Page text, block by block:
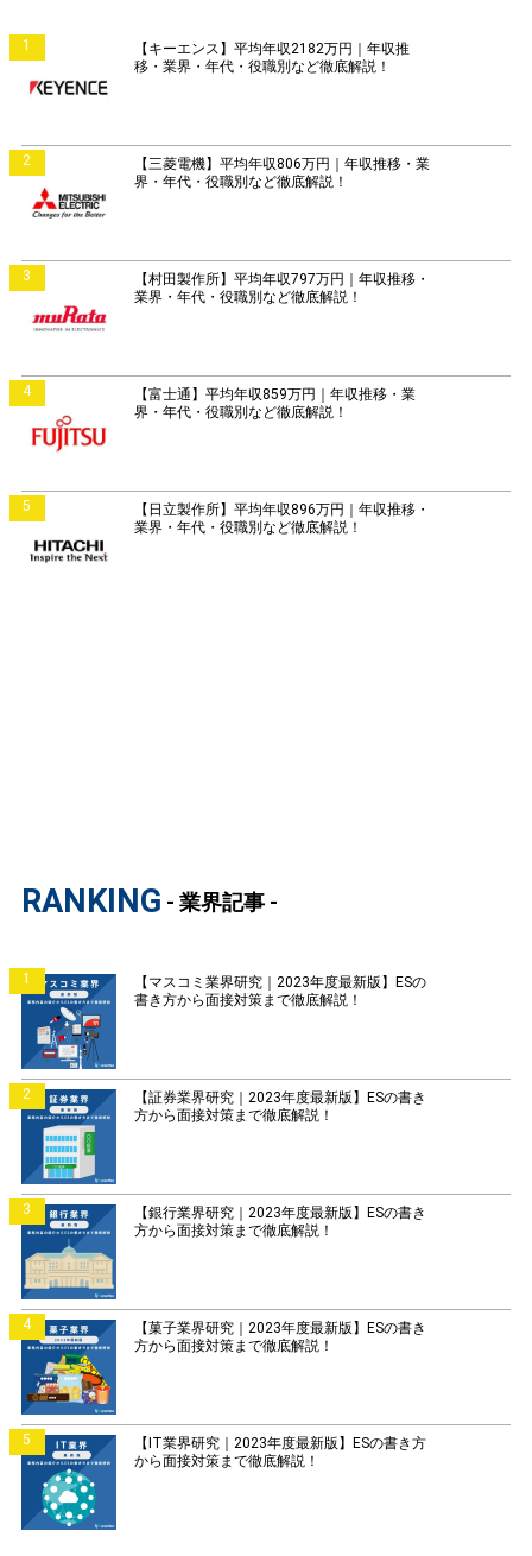
1
【キーエンス】平均年収2182万円｜年収推
移・業界・年代・役職別など徹底解説！
2
【三菱電機】平均年収806万円｜年収推移・業
界・年代・役職別など徹底解説！
3
【村田製作所】平均年収797万円｜年収推移・
業界・年代・役職別など徹底解説！
4
【富士通】平均年収859万円｜年収推移・業
界・年代・役職別など徹底解説！
5
【日立製作所】平均年収896万円｜年収推移・
業界・年代・役職別など徹底解説！
RANKING - 業界記事 -
1
【マスコミ業界研究｜2023年度最新版】ESの
書き方から面接対策まで徹底解説！
2
【証券業界研究｜2023年度最新版】ESの書き
方から面接対策まで徹底解説！
3
【銀行業界研究｜2023年度最新版】ESの書き
方から面接対策まで徹底解説！
4
【菓子業界研究｜2023年度最新版】ESの書き
方から面接対策まで徹底解説！
5
【IT業界研究｜2023年度最新版】ESの書き方
から面接対策まで徹底解説！